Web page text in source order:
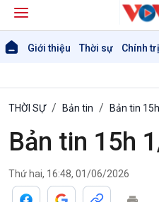
Giới thiệu Thời sự Chính trị
THỜI SỰ Bản tin Bản tin 15h
Bản tin 15h
Thứ hai, 16:48, 01/06/2026